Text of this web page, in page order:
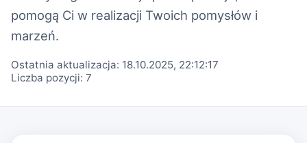
pomogą Ci w realizacji Twoich pomysłów i
marzeń.
Ostatnia aktualizacja: 18.10.2025, 22:12:17
Liczba pozycji: 7